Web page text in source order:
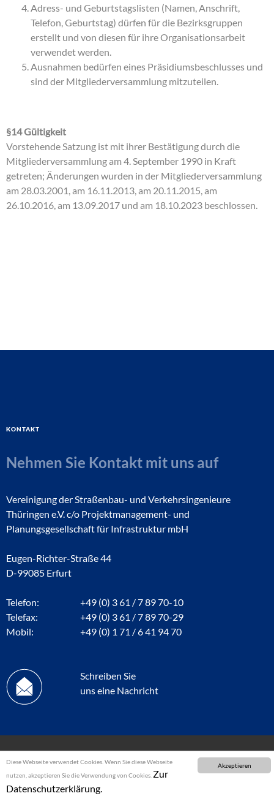
Akzeptieren
Diese Webseite verwendet Cookies. Wenn Sie diese Webseite
nutzen, akzeptieren Sie die Verwendung von Cookies. Zur
Datenschutzerklärung.
Adress- und Geburtstagslisten (Namen, Anschrift,
Telefon, Geburtstag) dürfen für die Bezirksgruppen
erstellt und von diesen für ihre Organisationsarbeit
verwendet werden.
Ausnahmen bedürfen eines Präsidiumsbeschlusses und
sind der Mitgliederversammlung mitzuteilen.
§14 Gültigkeit
Vorstehende Satzung ist mit ihrer Bestätigung durch die
Mitgliederversammlung am 4. September 1990 in Kraft
getreten; Änderungen wurden in der Mitgliederversammlung
am 28.03.2001, am 16.11.2013, am 20.11.2015, am
26.10.2016, am 13.09.2017 und am 18.10.2023 beschlossen.
Kontakt
Nehmen Sie Kontakt mit uns auf
Vereinigung der Straßenbau- und Verkehrsingenieure
Thüringen e.V. c/o Projektmanagement- und
Planungsgesellschaft für Infrastruktur mbH
Eugen-Richter-Straße 44
D-99085 Erfurt
Telefon:
+49 (0) 3 61 / 7 89 70-10
Telefax:
+49 (0) 3 61 / 7 89 70-29
Mobil:
+49 (0) 1 71 / 6 41 94 70
Schreiben Sie
uns eine Nachricht